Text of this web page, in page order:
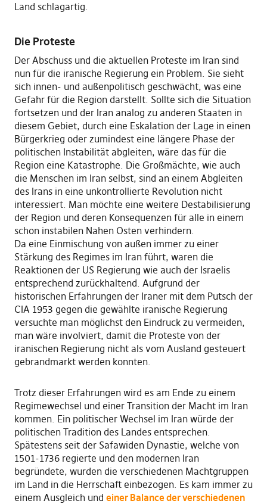
Land schlagartig.
Die Proteste
Der Abschuss und die aktuellen Proteste im Iran sind
nun für die iranische Regierung ein Problem. Sie sieht
sich innen- und außenpolitisch geschwächt, was eine
Gefahr für die Region darstellt. Sollte sich die Situation
fortsetzen und der Iran analog zu anderen Staaten in
diesem Gebiet, durch eine Eskalation der Lage in einen
Bürgerkrieg oder zumindest eine längere Phase der
politischen Instabilität abgleiten, wäre das für die
Region eine Katastrophe. Die Großmächte, wie auch
die Menschen im Iran selbst, sind an einem Abgleiten
des Irans in eine unkontrollierte Revolution nicht
interessiert. Man möchte eine weitere Destabilisierung
der Region und deren Konsequenzen für alle in einem
schon instabilen Nahen Osten verhindern.
Da eine Einmischung von außen immer zu einer
Stärkung des Regimes im Iran führt, waren die
Reaktionen der US Regierung wie auch der Israelis
entsprechend zurückhaltend. Aufgrund der
historischen Erfahrungen der Iraner mit dem Putsch der
CIA 1953 gegen die gewählte iranische Regierung
versuchte man möglichst den Eindruck zu vermeiden,
man wäre involviert, damit die Proteste von der
iranischen Regierung nicht als vom Ausland gesteuert
gebrandmarkt werden konnten.
Trotz dieser Erfahrungen wird es am Ende zu einem
Regimewechsel und einer Transition der Macht im Iran
kommen. Ein politischer Wechsel im Iran würde der
politischen Tradition des Landes entsprechen.
Spätestens seit der Safawiden Dynastie, welche von
1501-1736 regierte und den modernen Iran
begründete, wurden die verschiedenen Machtgruppen
im Land in die Herrschaft einbezogen. Es kam immer zu
einem Ausgleich und einer Balance der verschiedenen